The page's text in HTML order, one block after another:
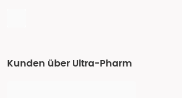
Kunden über Ultra-Pharm